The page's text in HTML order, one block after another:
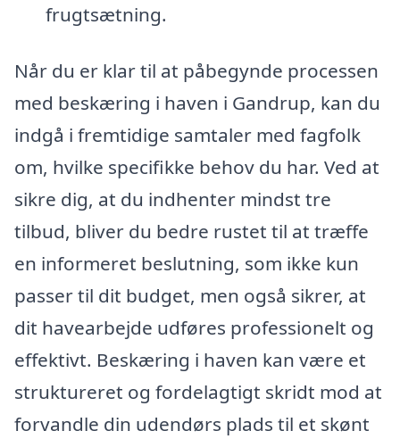
frugtsætning.
Når du er klar til at påbegynde processen
med beskæring i haven i Gandrup, kan du
indgå i fremtidige samtaler med fagfolk
om, hvilke specifikke behov du har. Ved at
sikre dig, at du indhenter mindst tre
tilbud, bliver du bedre rustet til at træffe
en informeret beslutning, som ikke kun
passer til dit budget, men også sikrer, at
dit havearbejde udføres professionelt og
effektivt. Beskæring i haven kan være et
struktureret og fordelagtigt skridt mod at
forvandle din udendørs plads til et skønt